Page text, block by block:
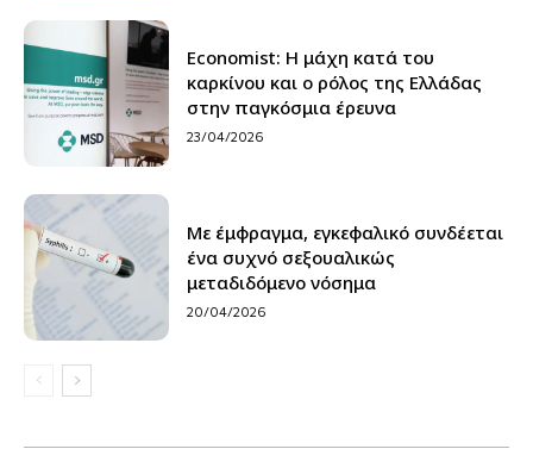
Economist: Η μάχη κατά του
καρκίνου και ο ρόλος της Ελλάδας
στην παγκόσμια έρευνα
23/04/2026
Με έμφραγμα, εγκεφαλικό συνδέεται
ένα συχνό σεξουαλικώς
μεταδιδόμενο νόσημα
20/04/2026